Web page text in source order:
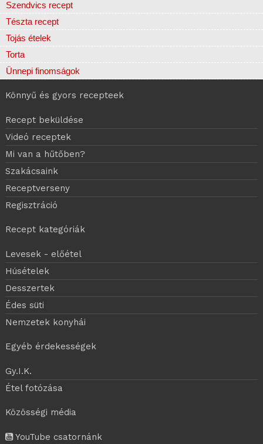
Szendvics recept
Tészta recept
Tojás ételek
Torta
Ünnepi finomságok
Könnyű és gyors recepteek
Recept beküldése
Videó receptek
Mi van a hűtőben?
Szakácsaink
Receptverseny
Regisztráció
Recept kategóriák
Levesek - előétel
Húsételek
Desszertek
Édes süti
Nemzetek konyhái
Egyéb érdekességek
Gy.I.K.
Étel fotózása
Közösségi média
YouTube csatornánk